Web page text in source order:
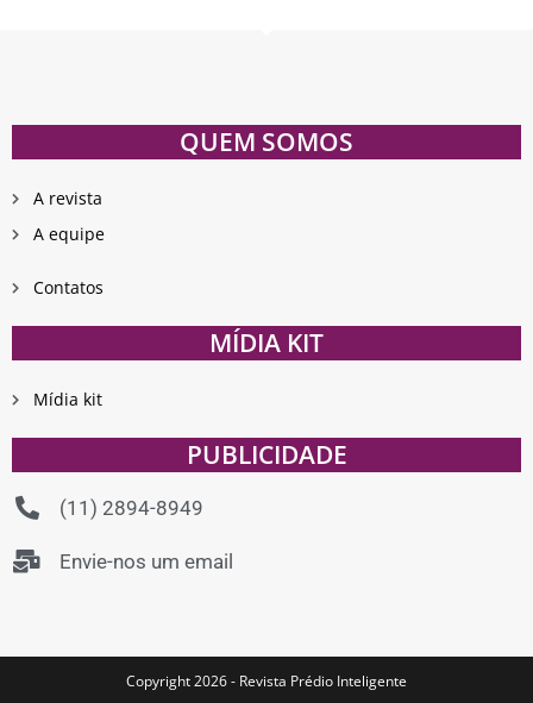
QUEM SOMOS
A revista
A equipe
Contatos
MÍDIA KIT
Mídia kit
PUBLICIDADE
(11) 2894-8949
Envie-nos um email
Copyright 2026 - Revista Prédio Inteligente